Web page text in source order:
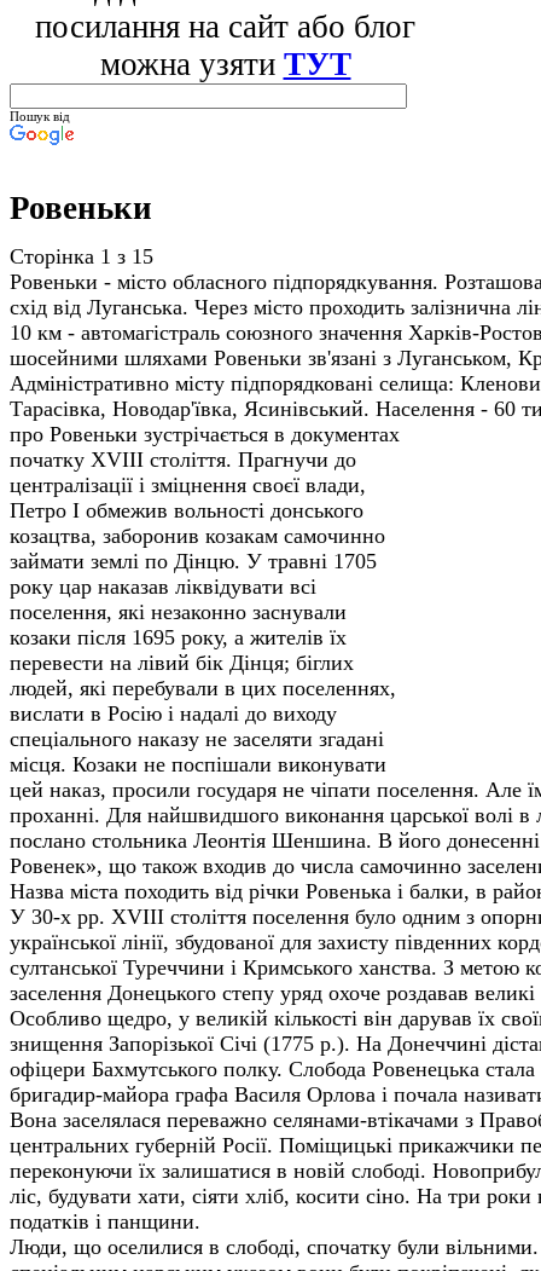
посилання на сайт або блог
можна узяти ТУТ
Пошук від
Ровеньки
Сторінка 1 з 15
Ровеньки - місто обласного підпорядкування.
схід від Луганська. Через місто проходить залізнична
10 км - автомагістраль союзного значення Харків-
шосейними шляхами Ровеньки зв'язані з Луганськом,
Адміністративно місту підпорядковані селища:
Тарасівка, Новодар'ївка, Ясинівський. Населення - 60
про Ровеньки зустрічається в документах
початку XVIII століття. Прагнучи до
централізації і зміцнення своєї влади,
Петро І обмежив вольності донського
козацтва, заборонив козакам самочинно
займати землі по Дінцю. У травні 1705
року цар наказав ліквідувати всі
поселення, які незаконно заснували
козаки після 1695 року, а жителів їх
перевести на лівий бік Дінця; біглих
людей, які перебували в цих поселеннях,
вислати в Росію і надалі до виходу
спеціального наказу не заселяти згадані
місця. Козаки не поспішали виконувати
цей наказ, просили государя не чіпати поселення. Але
проханні. Для найшвидшого виконання царської волі
послано стольника Леонтія Шеншина. В його донесенні
Ровенек», що також входив до числа самочинно
Назва міста походить від річки Ровенька і балки, в
У 30-х рр. XVIII століття поселення було одним з
української лінії, збудованої для захисту південних
султанської Туреччини і Кримського ханства. З метою
заселення Донецького степу уряд охоче роздавав
Особливо щедро, у великій кількості він дарував їх
знищення Запорізької Січі (1775 р.). На Донеччині
офіцери Бахмутського полку. Слобода Ровенецька
бригадир-майора графа Василя Орлова і почала
Вона заселялася переважно селянами-втікачами з
центральних губерній Росії. Поміщицькі прикажчики
переконуючи їх залишатися в новій слободі.
ліс, будувати хати, сіяти хліб, косити сіно. На три роки
податків і панщини.
Люди, що оселилися в слободі, спочатку були